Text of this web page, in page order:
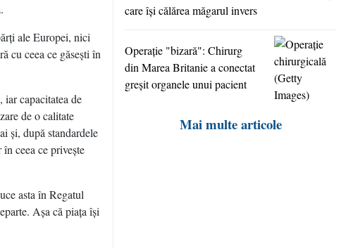
ale Europei, nici
cu ceea ce găseşti în
capacitatea de
de o calitate
şi, după standardele
ceea ce priveşte
asta în Regatul
Aşa că piaţa îşi
care îşi călărea măgarul invers
Operaţie "bizară": Chirurg
din Marea Britanie a conectat
greşit organele unui pacient
Mai multe articole